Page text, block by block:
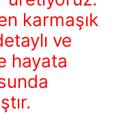
karmaşık
ve
hayata